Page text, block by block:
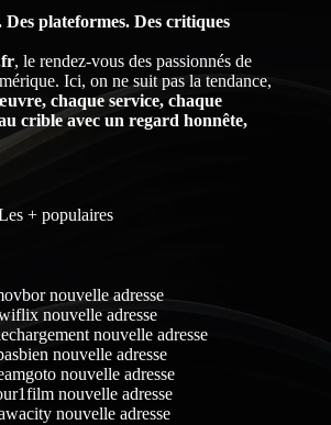
Des plateformes. Des critiques
, le rendez-vous des passionnés de
Ici, on ne suit pas la tendance,
chaque service, chaque
crible avec un regard honnête,
+ populaires
nouvelle adresse
nouvelle adresse
nouvelle adresse
nouvelle adresse
nouvelle adresse
nouvelle adresse
nouvelle adresse